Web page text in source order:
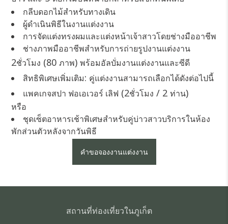
กลีบดอกไม้สำหรับทางเดิน
ผู้ดำเนินพิธีในงานแต่งงาน
การจัดแต่งทรงผมและแต่งหน้าเจ้าสาวโดยช่างมืออาชีพ
ช่างภาพมืออาชีพสำหรับการถ่ายรูปงานแต่งงาน
2ชั่วโมง (80ภาพ)พร้อมอัลบั่มงานแต่งงานและซีดี
สิทธิพิเศษเพิ่มเติม: คู่แต่งงานสามารถเลือกได้ดังต่อไปนี้
แพคเกจสปา ฟอเอเวอร์ เลิฟ (2ชั่วโมง / 2ท่าน)
หรือ
ชุดเซ็ตอาหารเช้าพิเศษสำหรับคู่บ่าวสาวบริการในห้อง
พักส่วนตัวหลังจากวันพิธี
คำขอจองงานแต่งงาน
สถานที่ท่องเที่ยวในภูเก็ต